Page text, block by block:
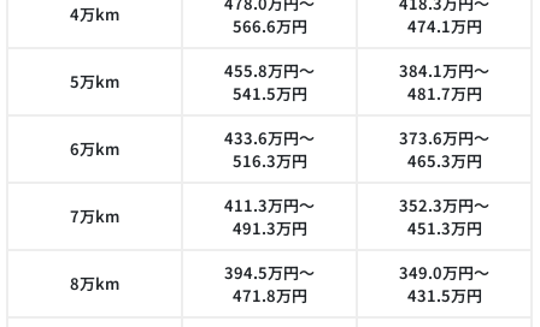
4万km
566.6万円
474.1万円
5万km
455.8万円～
541.5万円
384.1万円～
481.7万円
6万km
433.6万円～
516.3万円
373.6万円～
465.3万円
7万km
411.3万円～
491.3万円
352.3万円～
451.3万円
8万km
394.5万円～
471.8万円
349.0万円～
431.5万円